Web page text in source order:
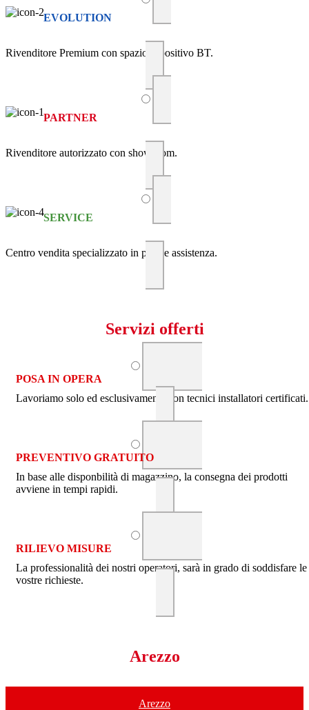
EVOLUTION
Rivenditore Premium con spazio espositivo BT.
PARTNER
Rivenditore autorizzato con showroom.
SERVICE
Centro vendita specializzato in posa e assistenza.
Servizi offerti
POSA IN OPERA
Lavoriamo solo ed esclusivamente con tecnici installatori certificati.
PREVENTIVO GRATUITO
In base alle disponbilità di magazzino, la consegna dei prodotti
avviene in tempi rapidi.
RILIEVO MISURE
La professionalità dei nostri operatori, sarà in grado di soddisfare le
vostre richieste.
Arezzo
Arezzo